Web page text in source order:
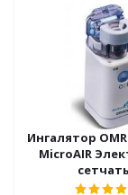
Ингалятор
MicroAIR